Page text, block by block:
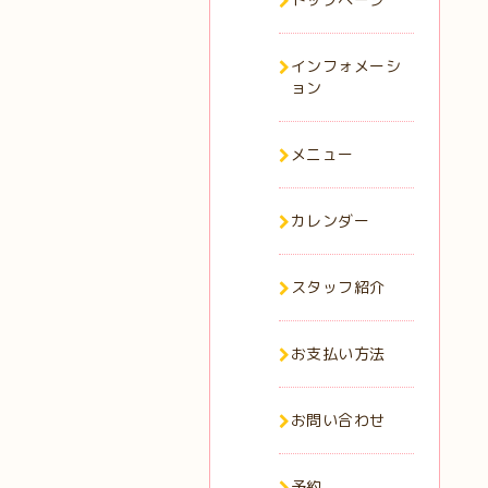
インフォメーシ
ョン
メニュー
カレンダー
スタッフ紹介
お支払い方法
お問い合わせ